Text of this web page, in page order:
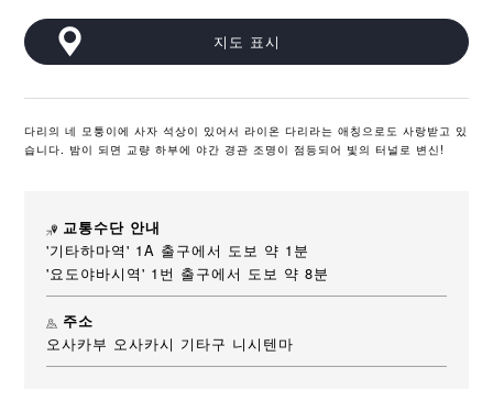
지도 표시
다리의 네 모퉁이에 사자 석상이 있어서 라이온 다리라는 애칭으로도 사랑받고 있
습니다. 밤이 되면 교량 하부에 야간 경관 조명이 점등되어 빛의 터널로 변신!
교통수단 안내
'기타하마역' 1A 출구에서 도보 약 1분
'요도야바시역' 1번 출구에서 도보 약 8분
주소
오사카부 오사카시 기타구 니시텐마